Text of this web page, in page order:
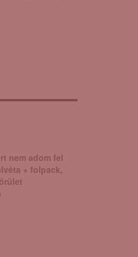
nem adom fel
+ folpack,